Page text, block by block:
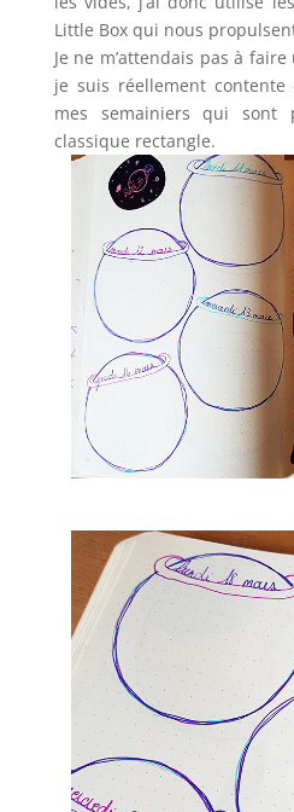
Little Box qui nous
Je ne m’attendais pas à
je suis réellement contente
mes semainiers qui sont
classique rectangle.